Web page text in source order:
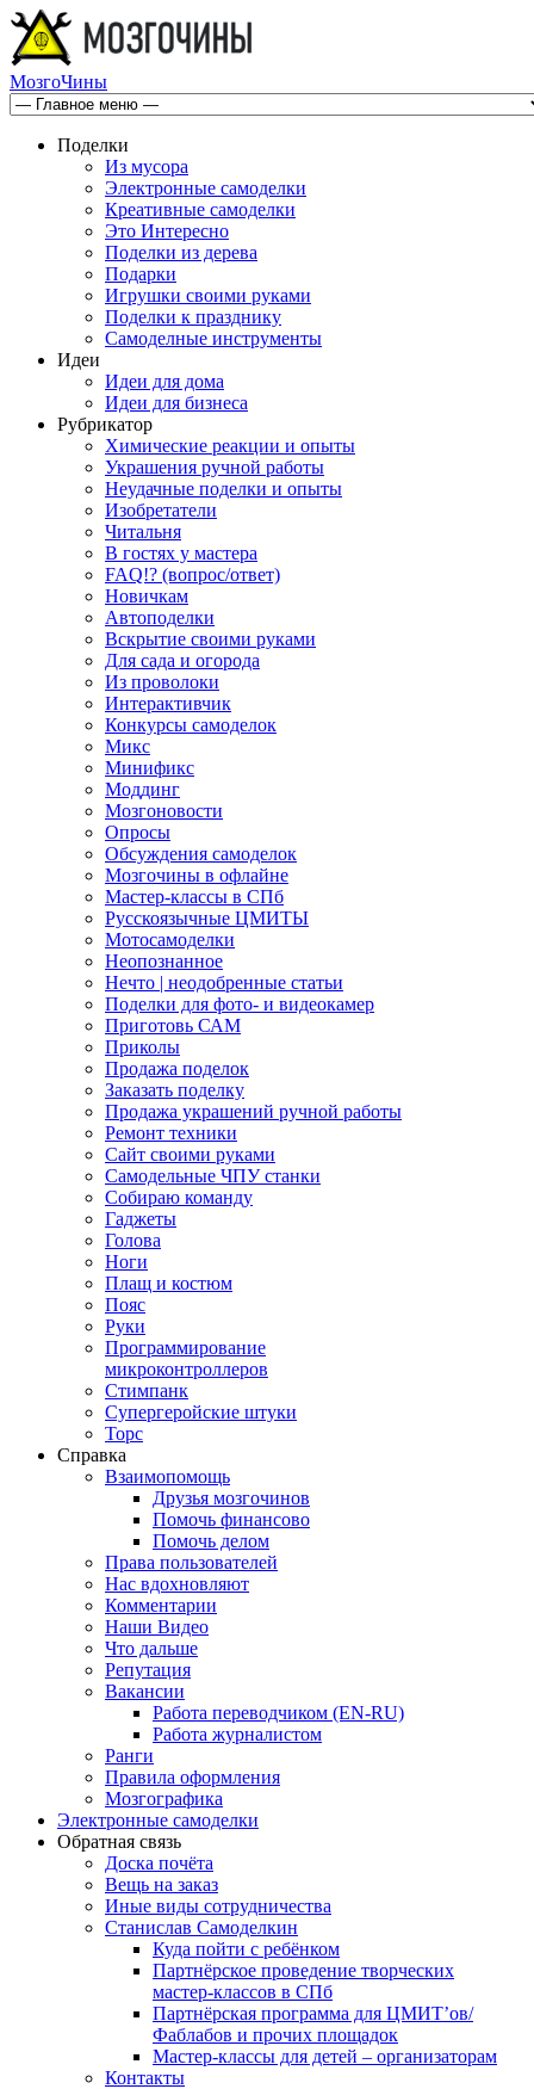
МозгоЧины
Поделки
Из мусора
Электронные самоделки
Креативные самоделки
Это Интересно
Поделки из дерева
Подарки
Игрушки своими руками
Поделки к празднику
Самоделные инструменты
Идеи
Идеи для дома
Идеи для бизнеса
Рубрикатор
Химические реакции и опыты
Украшения ручной работы
Неудачные поделки и опыты
Изобретатели
Читальня
В гостях у мастера
FAQ!? (вопрос/ответ)
Новичкам
Автоподелки
Вскрытие своими руками
Для сада и огорода
Из проволоки
Интерактивчик
Конкурсы самоделок
Микс
Минификс
Моддинг
Мозгоновости
Опросы
Обсуждения самоделок
Мозгочины в офлайне
Мастер-классы в СПб
Русскоязычные ЦМИТЫ
Мотосамоделки
Неопознанное
Нечто | неодобренные статьи
Поделки для фото- и видеокамер
Приготовь САМ
Приколы
Продажа поделок
Заказать поделку
Продажа украшений ручной работы
Ремонт техники
Сайт своими руками
Самодельные ЧПУ станки
Собираю команду
Гаджеты
Голова
Ноги
Плащ и костюм
Пояс
Руки
Программирование
микроконтроллеров
Стимпанк
Супергеройские штуки
Торс
Справка
Взаимопомощь
Друзья мозгочинов
Помочь финансово
Помочь делом
Права пользователей
Нас вдохновляют
Комментарии
Наши Видео
Что дальше
Репутация
Вакансии
Работа переводчиком (EN-RU)
Работа журналистом
Ранги
Правила оформления
Мозгографика
Электронные самоделки
Обратная связь
Доска почёта
Вещь на заказ
Иные виды сотрудничества
Станислав Самоделкин
Куда пойти с ребёнком
Партнёрское проведение творческих
мастер-классов в СПб
Партнёрская программа для ЦМИТ’ов/
Фаблабов и прочих площадок
Мастер-классы для детей – организаторам
Контакты